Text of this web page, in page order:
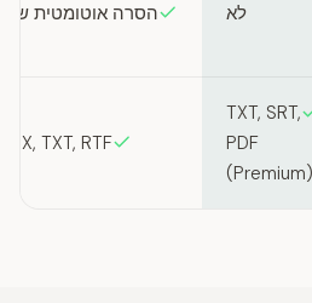
לא הסרה אוטומטית של
TXT, SRT,
PDF
(Premium)
TXT, RTF